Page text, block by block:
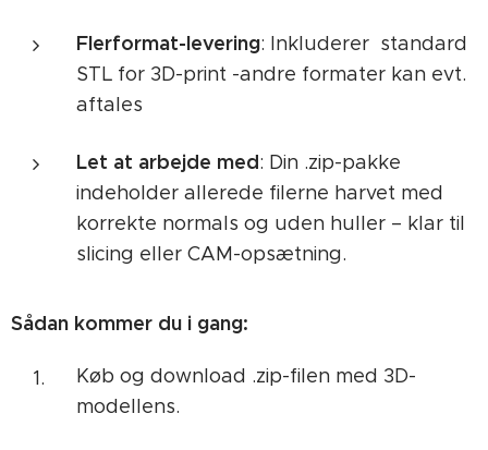
Flerformat-levering: Inkluderer standard
STL for 3D-print -andre formater kan evt.
aftales
Let at arbejde med: Din .zip-pakke
indeholder allerede filerne harvet med
korrekte normals og uden huller – klar til
slicing eller CAM-opsætning.
Sådan kommer du i gang:
Køb og download .zip-filen med 3D-
modellens.